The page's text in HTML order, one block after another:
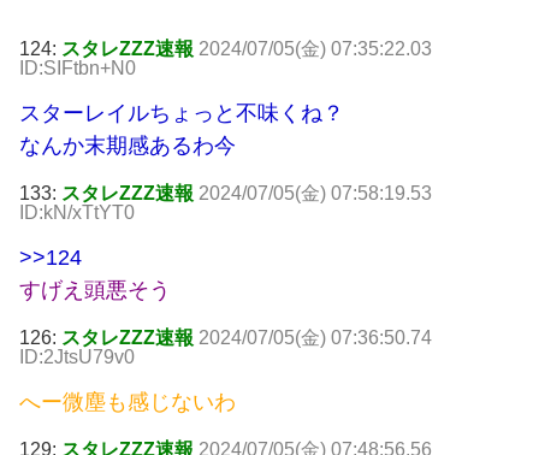
124: スタレZZZ速報 2024/07/05(金) 07:35:22.03
ID:SIFtbn+N0
スターレイルちょっと不味くね？
なんか末期感あるわ今
133: スタレZZZ速報 2024/07/05(金) 07:58:19.53
ID:kN/xTtYT0
>>124
すげえ頭悪そう
126: スタレZZZ速報 2024/07/05(金) 07:36:50.74
ID:2JtsU79v0
へー微塵も感じないわ
129: スタレZZZ速報 2024/07/05(金) 07:48:56.56